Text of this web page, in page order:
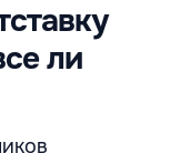
ли